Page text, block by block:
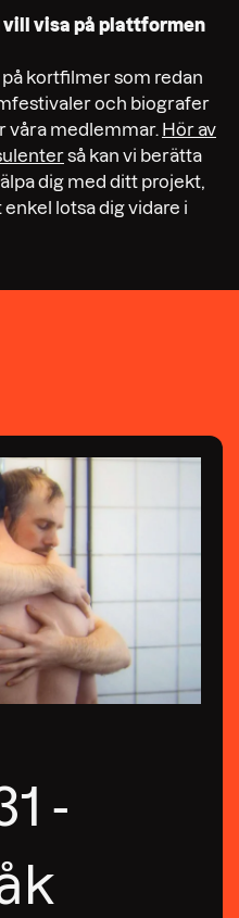
vill visa på plattformen
kortfilmer som redan
och biografer
våra medlemmar. Hör av
så kan vi berätta
dig med ditt projekt,
lotsa dig vidare i
-